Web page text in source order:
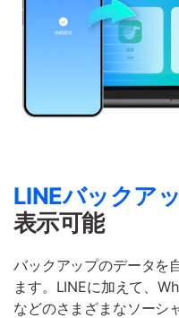
LINEバックア
表示可能
バックアップのデータを
ます。LINEに加えて、
などのさまざまなソーシ